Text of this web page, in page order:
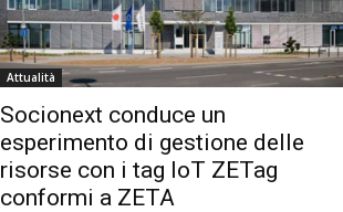
Attualità
Socionext conduce un
esperimento di gestione delle
risorse con i tag IoT ZETag
conformi a ZETA